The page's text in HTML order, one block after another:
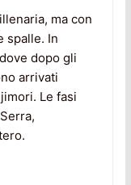
ma con
spalle. In
dopo gli
arrivati
Le fasi